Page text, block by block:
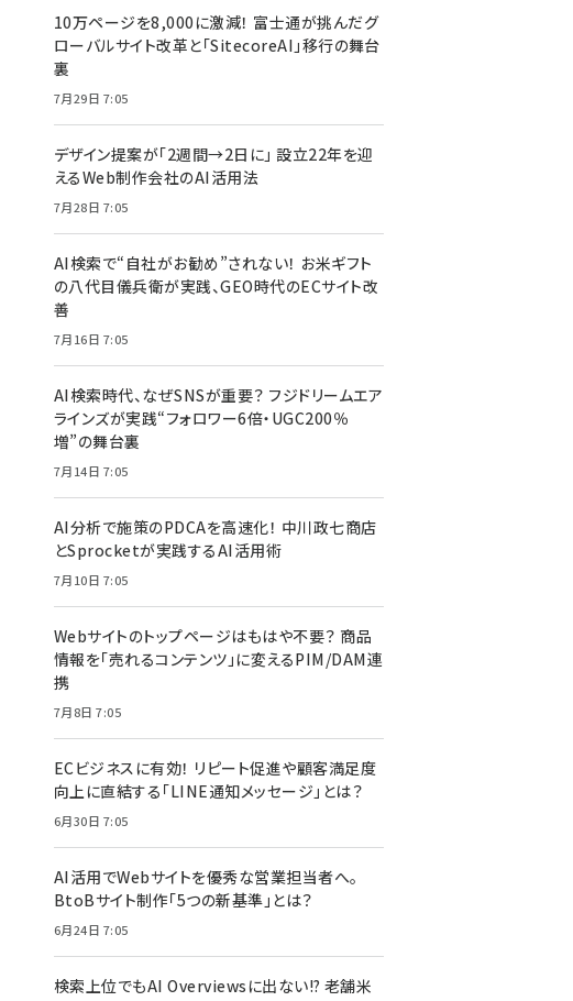
10万ページを8,000に激減！ 富士通が挑んだグ
ローバルサイト改革と「SitecoreAI」移行の舞台
裏
7月29日 7:05
デザイン提案が「2週間→2日に」 設立22年を迎
えるWeb制作会社のAI活用法
7月28日 7:05
AI検索で“自社がお勧め”されない！ お米ギフト
の八代目儀兵衛が実践、GEO時代のECサイト改
善
7月16日 7:05
AI検索時代、なぜSNSが重要？ フジドリームエア
ラインズが実践“フォロワー6倍・UGC200％
増”の舞台裏
7月14日 7:05
AI分析で施策のPDCAを高速化！ 中川政七商店
とSprocketが実践するAI活用術
7月10日 7:05
Webサイトのトップページはもはや不要？ 商品
情報を「売れるコンテンツ」に変えるPIM/DAM連
携
7月8日 7:05
ECビジネスに有効！ リピート促進や顧客満足度
向上に直結する「LINE通知メッセージ」とは？
6月30日 7:05
AI活用でWebサイトを優秀な営業担当者へ。
BtoBサイト制作「5つの新基準」とは？
6月24日 7:05
検索上位でもAI Overviewsに出ない!? 老舗米